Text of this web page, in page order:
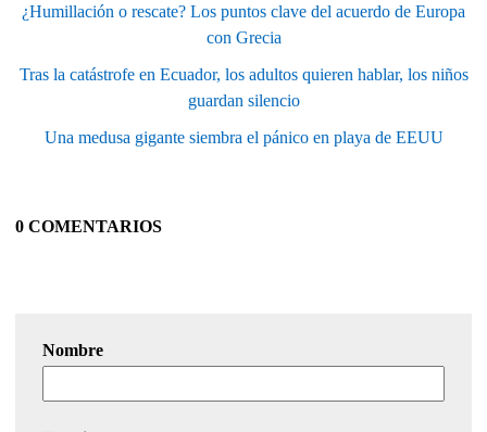
¿Humillación o rescate? Los puntos clave del acuerdo de Europa
con Grecia
Tras la catástrofe en Ecuador, los adultos quieren hablar, los niños
guardan silencio
Una medusa gigante siembra el pánico en playa de EEUU
0 COMENTARIOS
Nombre